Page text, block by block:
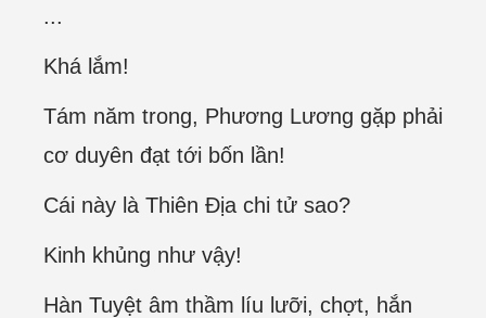
...
Khá lắm!
Tám năm trong, Phương Lương gặp phải
cơ duyên đạt tới bốn lần!
Cái này là Thiên Địa chi tử sao?
Kinh khủng như vậy!
Hàn Tuyệt âm thầm líu lưỡi, chợt, hắn